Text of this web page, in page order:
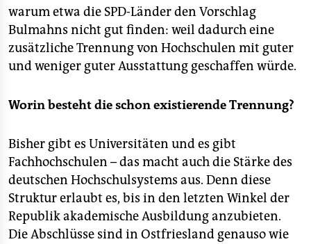
warum etwa die SPD-Länder den Vorschlag
Bulmahns nicht gut finden: weil dadurch eine
zusätzliche Trennung von Hochschulen mit guter
und weniger guter Ausstattung geschaffen würde.
Worin besteht die schon existierende Trennung?
Bisher gibt es Universitäten und es gibt
Fachhochschulen – das macht auch die Stärke des
deutschen Hochschulsystems aus. Denn diese
Struktur erlaubt es, bis in den letzten Winkel der
Republik akademische Ausbildung anzubieten.
Die Abschlüsse sind in Ostfriesland genauso wie